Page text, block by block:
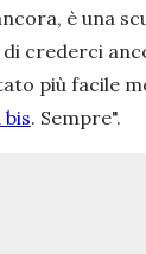
è una
crederci
più facile
bis. Sempre".